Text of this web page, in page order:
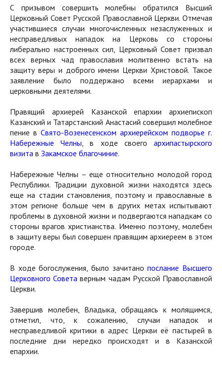
С призывом совершить молебны обратился Высший
Церковный Совет Русской Православной Церкви. Отмечая
участившиеся случаи многочисленных незаслуженных и
несправедливых нападок на Церковь со стороны
либерально настроенных сил, Церковный Совет призвал
всех верных чад православия молитвенно встать на
защиту веры и доброго имени Церкви Христовой. Такое
заявление было поддержано всеми иерархами и
церковными деятелями.
Правящий архиерей Казанской епархии архиепископ
Казанский и Татарстанский Анастасий совершил молебное
пение в Свято-Возенесенском архиерейском подворье г.
Набережные Челны , в ходе своегоархипастырского
визита в Закамское благочиние.
Набережные Челны – еще относительно молодой город
Республики. Традиции духовной жизни находятся здесь
еще на стадии становления, поэтому и православные в
этом регионе больше чем в других метах испытывают
проблемы в духовной жизни и подвергаются нападкам со
стороны врагов христианства. Именно поэтому, молебен
в защиту веры был совершен правящим архиереем в этом
городе.
В ходе богослужения, было зачитано послание Высшего
Церковного Совета верным чадам Русской Православной
Церкви.
Завершив молебен, Владыка, обращаясь к молящимся,
отметил, что, к сожалению, случаи нападок и
несправедливой критики в адрес Церкви её пастырей в
последние дни нередко происходят и в Казанской
епархии.